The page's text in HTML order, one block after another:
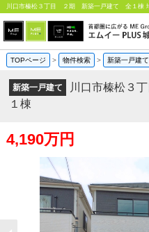
TOPページ > 物件検索 > 新築一戸建て
新築一戸建て
川口市榛松３
１棟
4,190万円